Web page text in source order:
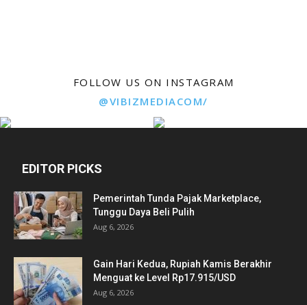
FOLLOW US ON INSTAGRAM
@VIBIZMEDIACOM/
EDITOR PICKS
Pemerintah Tunda Pajak Marketplace,
Tunggu Daya Beli Pulih
Aug 6, 2026
Gain Hari Kedua, Rupiah Kamis Berakhir
Menguat ke Level Rp17.915/USD
Aug 6, 2026